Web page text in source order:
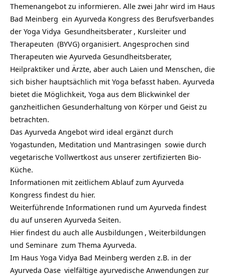
Themenangebot zu informieren. Alle zwei Jahr wird im Haus
Bad Meinberg ein Ayurveda Kongress des Berufsverbandes
der Yoga Vidya Gesundheitsberater , Kursleiter und
Therapeuten (BYVG) organisiert. Angesprochen sind
Therapeuten wie Ayurveda Gesundheitsberater,
Heilpraktiker und Ärzte, aber auch Laien und Menschen, die
sich bisher hauptsächlich mit Yoga befasst haben. Ayurveda
bietet die Möglichkeit, Yoga aus dem Blickwinkel der
ganzheitlichen Gesunderhaltung von Körper und Geist zu
betrachten.
Das Ayurveda Angebot wird ideal ergänzt durch
Yogastunden, Meditation und Mantrasingen sowie durch
vegetarische Vollwertkost aus unserer zertifizierten Bio-
Küche.
Informationen mit zeitlichem Ablauf zum Ayurveda
Kongress findest du hier.
Weiterführende Informationen rund um Ayurveda findest
du auf unseren Ayurveda Seiten.
Hier findest du auch alle Ausbildungen , Weiterbildungen
und Seminare zum Thema Ayurveda.
Im Haus Yoga Vidya Bad Meinberg werden z.B. in der
Ayurveda Oase vielfältige ayurvedische Anwendungen zur